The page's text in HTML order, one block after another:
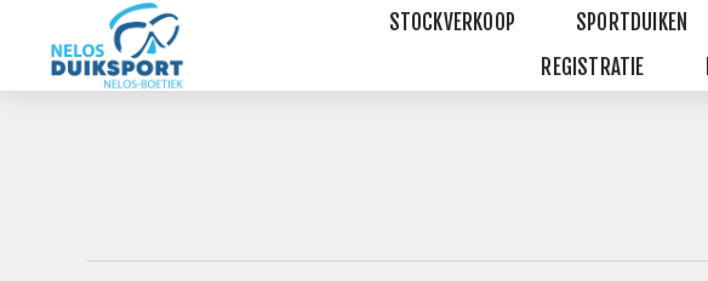
STOCKVERKOOP SPORTDUIKEN
REGISTRATIE